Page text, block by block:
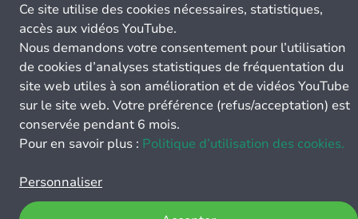
Ce site utilise des cookies nécessaires, statistiques,
accès aux vidéos YouTube.
Nous demandons votre consentement pour l’utilisation
de cookies d’analyses statistiques de fréquentation du
site web utiles à son amélioration et de vidéos YouTube
sur le site web. Votre préférence (refus/acceptation) est
conservée pendant 6 mois.
Pour en savoir plus : Politique d’utilisation des cookies.
Personnaliser